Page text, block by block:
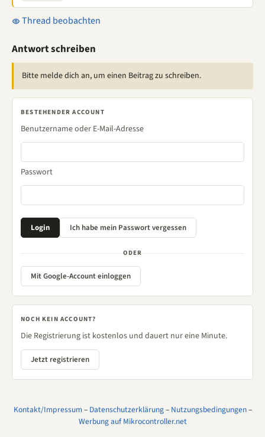
Thread beobachten
Antwort schreiben
Bitte melde dich an, um einen Beitrag zu schreiben.
BESTEHENDER ACCOUNT
Benutzername oder E-Mail-Adresse
Passwort
ODER
Mit Google-Account einloggen
NOCH KEIN ACCOUNT?
Die Registrierung ist kostenlos und dauert nur eine Minute.
Jetzt registrieren
Kontakt/Impressum– Datenschutzerklärung– Nutzungsbedingungen–
Werbung auf Mikrocontroller.net